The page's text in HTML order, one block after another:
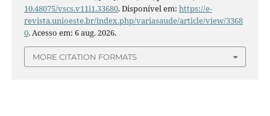
10.48075/vscs.v11i1.33680. Disponível em: https://e-
revista.unioeste.br/index.php/variasaude/article/view/3368
0. Acesso em: 6 aug. 2026.
MORE CITATION FORMATS